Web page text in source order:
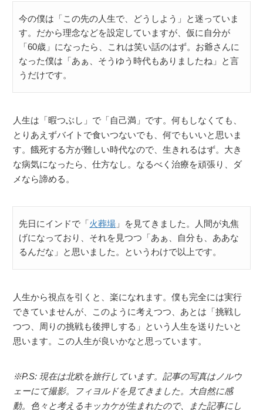
今の僕は「この先の人生で、どうしよう」と迷っていま
す。だから理念などを設定していますが、仮に自分が
「60歳」になったら、これは笑い話のはず。お爺さんに
なった僕は「あぁ、そうゆう時代もありましたね」と言
うだけです。
人生は「暇つぶし」で「自己満」です。何もしなくても、
とりあえずバイトで食いつないでも、何でもいいと思いま
す。餓死する方が難しい時代なので、生きれるはず。大き
な病気になったら、仕方なし。なるべく治療を頑張り、ダ
メなら諦める。
先日にインドで「 火葬場 」を見てきました。人間が丸焦
げになっており、それを見つつ「あぁ、自分も、ああな
るんだな」と思いました。というわけで以上です。
人生から視点を引くと、楽になれます。僕も完全には実行
できていませんが、このように考えつつ、あとは「挑戦し
つつ、周りの挑戦も後押しする」という人生を送りたいと
思います。この人生が良いかなと思っています。
※P.S: 現在は北欧を旅行しています。記事の写真はノルウ
ェーにて撮影。フィヨルドを見てきました。大自然に感
動。色々と考えるキッカケが生まれたので、また記事にし